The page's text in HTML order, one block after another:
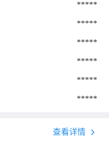
*****
*****
*****
*****
*****
*****
查看详情